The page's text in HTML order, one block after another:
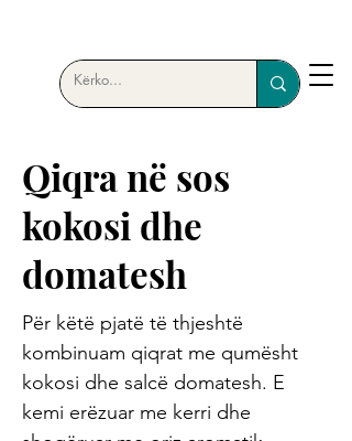
Qiqra në sos
kokosi dhe
domatesh
Për këtë pjatë të thjeshtë
kombinuam qiqrat me qumësht
kokosi dhe salcë domatesh. E
kemi erëzuar me kerri dhe